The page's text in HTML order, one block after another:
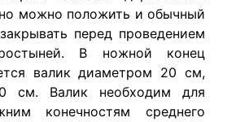
можно положить и обычный
перед проведением
В нож­ной конец
валик диаметром 20 см,
см. Валик необходим для
конечностям среднего